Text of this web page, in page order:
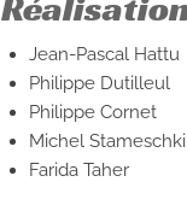
Jean-Pascal Hattu
Philippe Dutilleul
Philippe Cornet
Michel
Farida Taher